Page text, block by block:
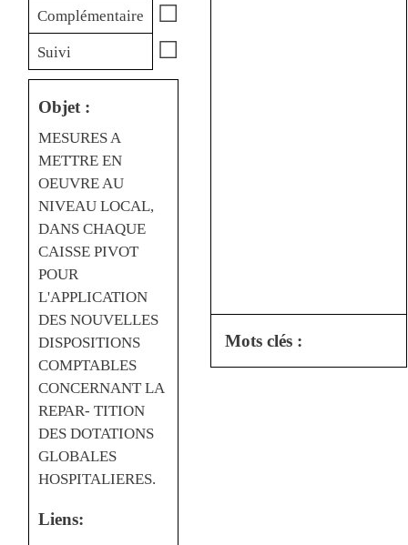
Complémentaire ☐
Suivi ☐
Objet :
MESURES A
METTRE EN
OEUVRE AU
NIVEAU LOCAL,
DANS CHAQUE
CAISSE PIVOT
POUR
L'APPLICATION
DES NOUVELLES
DISPOSITIONS
COMPTABLES
CONCERNANT LA
REPAR- TITION
DES DOTATIONS
GLOBALES
HOSPITALIERES.
Liens:
Mots clés :